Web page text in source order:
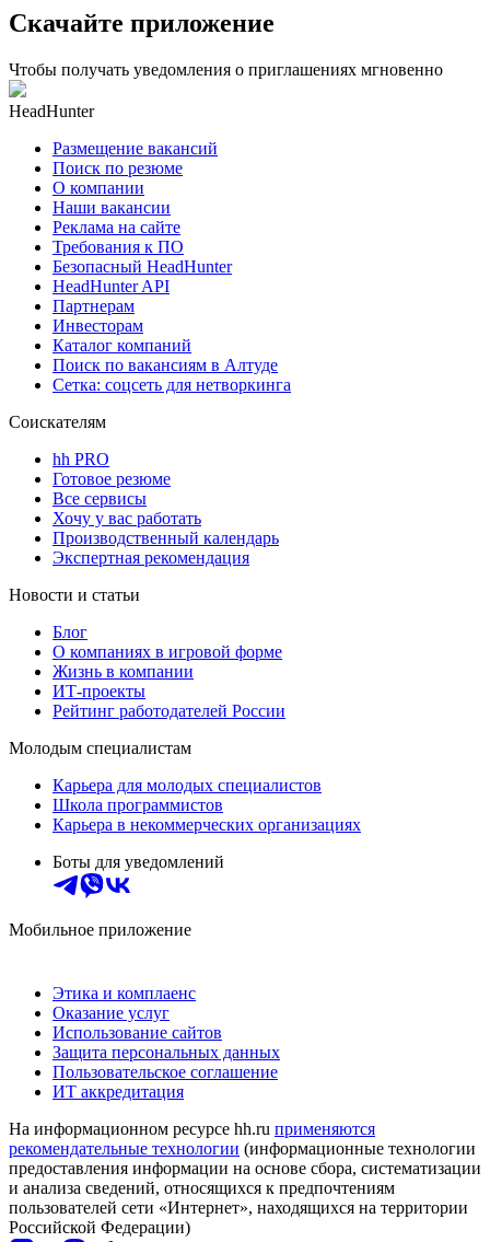
Скачайте приложение
Чтобы получать уведомления о приглашениях мгновенно
HeadHunter
Размещение вакансий
Поиск по резюме
О компании
Наши вакансии
Реклама на сайте
Требования к ПО
Безопасный HeadHunter
HeadHunter API
Партнерам
Инвесторам
Каталог компаний
Поиск по вакансиям в Алтуде
Сетка: соцсеть для нетворкинга
Соискателям
hh PRO
Готовое резюме
Все сервисы
Хочу у вас работать
Производственный календарь
Экспертная рекомендация
Новости и статьи
Блог
О компаниях в игровой форме
Жизнь в компании
ИТ-проекты
Рейтинг работодателей России
Молодым специалистам
Карьера для молодых специалистов
Школа программистов
Карьера в некоммерческих организациях
Боты для уведомлений
Мобильное приложение
Этика и комплаенс
Оказание услуг
Использование сайтов
Защита персональных данных
Пользовательское соглашение
ИТ аккредитация
На информационном ресурсе hh.ru применяются
рекомендательные технологии (информационные технологии
предоставления информации на основе сбора, систематизации
и анализа сведений, относящихся к предпочтениям
пользователей сети «Интернет», находящихся на территории
Российской Федерации)